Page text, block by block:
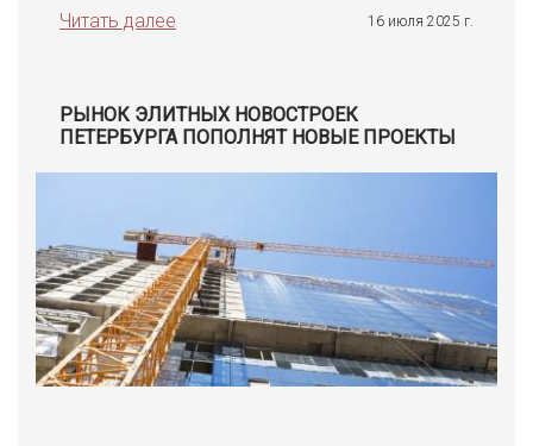
Читать далее
16 июля 2025 г.
РЫНОК ЭЛИТНЫХ НОВОСТРОЕК
ПЕТЕРБУРГА ПОПОЛНЯТ НОВЫЕ ПРОЕКТЫ